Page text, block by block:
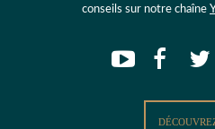
conseils sur notre chaîne